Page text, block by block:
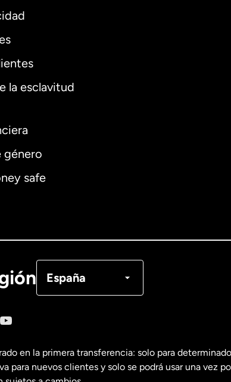
la esclavitud
género
safe
España
Internacional
Alemania
Estados Unidos English
en la primera transferencia: solo para
para nuevos clientes y solo se podrá usar una vez